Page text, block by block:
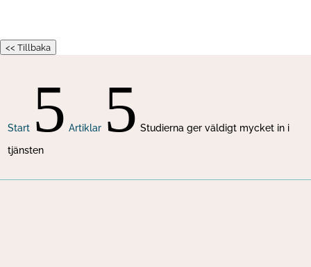
<< Tillbaka
Start 5 Artiklar 5 Studierna ger väldigt mycket in i
tjänsten